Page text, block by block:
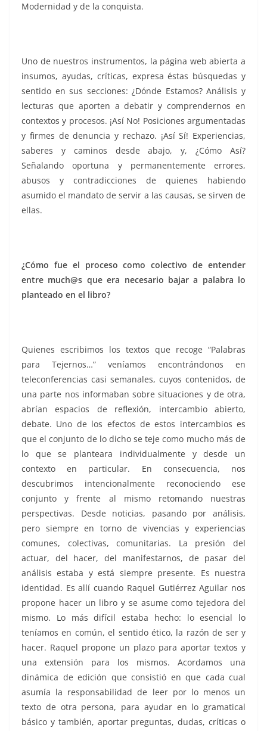
Modernidad y de la conquista.
Uno de nuestros instrumentos, la página web abierta a
insumos, ayudas, críticas, expresa éstas búsquedas y
sentido en sus secciones: ¿Dónde Estamos? Análisis y
lecturas que aporten a debatir y comprendernos en
contextos y procesos. ¡Así No! Posiciones argumentadas
y firmes de denuncia y rechazo. ¡Así Sí! Experiencias,
saberes y caminos desde abajo, y, ¿Cómo Así?
Señalando oportuna y permanentemente errores,
abusos y contradicciones de quienes habiendo
asumido el mandato de servir a las causas, se sirven de
ellas.
¿Cómo fue el proceso como colectivo de entender
entre much@s que era necesario bajar a palabra lo
planteado en el libro?
Quienes escribimos los textos que recoge “Palabras
para Tejernos…” veníamos encontrándonos en
teleconferencias casi semanales, cuyos contenidos, de
una parte nos informaban sobre situaciones y de otra,
abrían espacios de reflexión, intercambio abierto,
debate. Uno de los efectos de estos intercambios es
que el conjunto de lo dicho se teje como mucho más de
lo que se planteara individualmente y desde un
contexto en particular. En consecuencia, nos
descubrimos intencionalmente reconociendo ese
conjunto y frente al mismo retomando nuestras
perspectivas. Desde noticias, pasando por análisis,
pero siempre en torno de vivencias y experiencias
comunes, colectivas, comunitarias. La presión del
actuar, del hacer, del manifestarnos, de pasar del
análisis estaba y está siempre presente. Es nuestra
identidad. Es allí cuando Raquel Gutiérrez Aguilar nos
propone hacer un libro y se asume como tejedora del
mismo. Lo más difícil estaba hecho: lo esencial lo
teníamos en común, el sentido ético, la razón de ser y
hacer. Raquel propone un plazo para aportar textos y
una extensión para los mismos. Acordamos una
dinámica de edición que consistió en que cada cual
asumía la responsabilidad de leer por lo menos un
texto de otra persona, para ayudar en lo gramatical
básico y también, aportar preguntas, dudas, críticas o